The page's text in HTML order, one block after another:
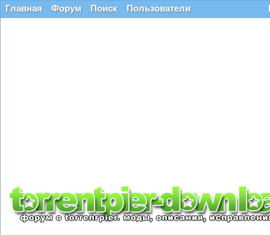
Главная Форум Поиск Пользователи